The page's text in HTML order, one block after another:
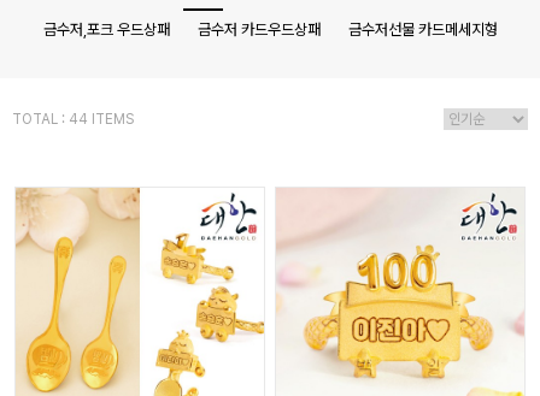
금수저,포크 우드상패 금수저 카드우드상패 금수저선물 카드메세지형
TOTAL : 44 ITEMS